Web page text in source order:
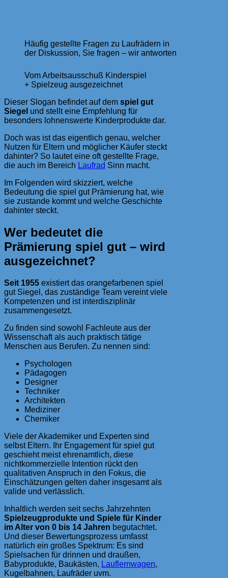
Häufig gestellte Fragen zu Laufrädern in
der Diskussion, Sie fragen – wir antworten
Vom Arbeitsausschuß Kinderspiel
+ Spielzeug ausgezeichnet
Dieser Slogan befindet auf dem spiel gut
Siegel und stellt eine Empfehlung für
besonders lohnenswerte Kinderprodukte dar.
Doch was ist das eigentlich genau, welcher
Nutzen für Eltern und möglicher Käufer steckt
dahinter? So lautet eine oft gestellte Frage,
die auch im Bereich Laufrad Sinn macht.
Im Folgenden wird skizziert, welche
Bedeutung die spiel gut Prämierung hat, wie
sie zustande kommt und welche Geschichte
dahinter steckt.
Wer bedeutet die
Prämierung spiel gut – wird
ausgezeichnet?
Seit 1955 existiert das orangefarbenen spiel
gut Siegel, das zuständige Team vereint viele
Kompetenzen und ist interdisziplinär
zusammengesetzt.
Zu finden sind sowohl Fachleute aus der
Wissenschaft als auch praktisch tätige
Menschen aus Berufen. Zu nennen sind:
Psychologen
Pädagogen
Designer
Techniker
Architekten
Mediziner
Chemiker
Viele der Akademiker und Experten sind
selbst Eltern. Ihr Engagement für spiel gut
geschieht meist ehrenamtlich, diese
nichtkommerzielle Intention rückt den
qualitativen Anspruch in den Fokus, die
Einschätzungen gelten daher insgesamt als
valide und verlässlich.
Inhaltlich werden seit sechs Jahrzehnten
Spielzeugprodukte und Spiele für Kinder
im Alter von 0 bis 14 Jahren begutachtet.
Und dieser Bewertungsprozess umfasst
natürlich ein großes Spektrum: Es sind
Spielsachen für drinnen und draußen,
Babyprodukte, Baukästen, Lauflernwagen,
Kugelbahnen, Laufräder uvm.